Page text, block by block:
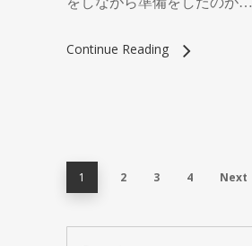
Continue Reading
1 2 3 4 Next